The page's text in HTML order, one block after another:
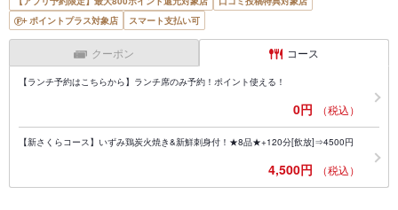
ポイントプラス対象店
スマート支払い可
クーポン コース
【ランチ予約はこちらから】ランチ席のみ予約！ポイント使える！
0円 （税込）
【新さくらコース】いずみ鶏炭火焼き&新鮮刺身付！★8品★+120分[飲放]⇒4500円
4,500円 （税込）